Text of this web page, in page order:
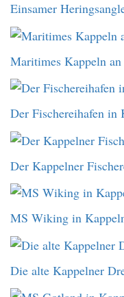
Einsamer
Maritimes Kappeln
Der Fischereihafen in
Der Kappelner
MS Wiking in
Die alte Kappelner